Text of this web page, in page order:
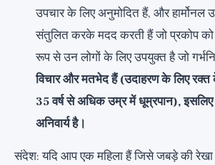
उपचार के लिए अनुमोदित हैं, और हार्मोनल
संतुलित करके मदद करती हैं जो प्रकोप को
रूप से उन लोगों के लिए उपयुक्त है जो
विचार और मतभेद हैं (उदाहरण के लिए
35 वर्ष से अधिक उम्र में धूम्रपान),
अनिवार्य है।
संदेश: यदि आप एक महिला हैं जिसे जबड़े की रेखा